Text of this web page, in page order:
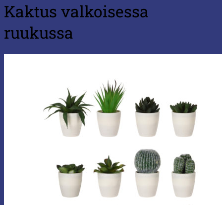
Kaktus valkoisessa
ruukussa